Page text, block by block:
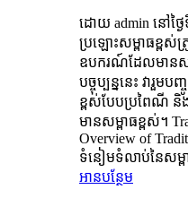
ដោយ admin នៅថ្ងៃ
ប្រឡោះសម្ពាធខ្ពស់ត្
ឧបករណ៍ដែលមានសម្
បច្ចុប្បន្ននេះ វារួម
ខ្ពស់បែបប្រពៃណី និ
មានសម្ពាធខ្ពស់។
Overview of
ទំនៀមទំលាប់នៃសម្ព
អានបន្ថែម